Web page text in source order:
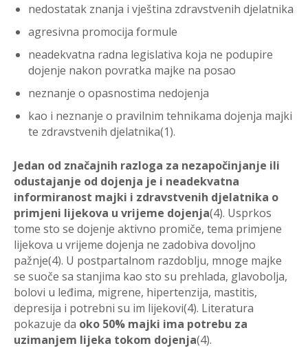
nedostatak znanja i vještina zdravstvenih djelatnika
agresivna promocija formule
neadekvatna radna legislativa koja ne podupire
dojenje nakon povratka majke na posao
neznanje o opasnostima nedojenja
kao i neznanje o pravilnim tehnikama dojenja majki
te zdravstvenih djelatnika(1).
Jedan od značajnih razloga za nezapočinjanje ili
odustajanje od dojenja je i neadekvatna
informiranost majki i zdravstvenih djelatnika o
primjeni lijekova u vrijeme dojenja(4). Usprkos
tome sto se dojenje aktivno promiče, tema primjene
lijekova u vrijeme dojenja ne zadobiva dovoljno
pažnje(4). U postpartalnom razdoblju, mnoge majke
se suoče sa stanjima kao sto su prehlada, glavobolja,
bolovi u leđima, migrene, hipertenzija, mastitis,
depresija i potrebni su im lijekovi(4). Literatura
pokazuje da oko 50% majki ima potrebu za
uzimanjem lijeka tokom dojenja(4).